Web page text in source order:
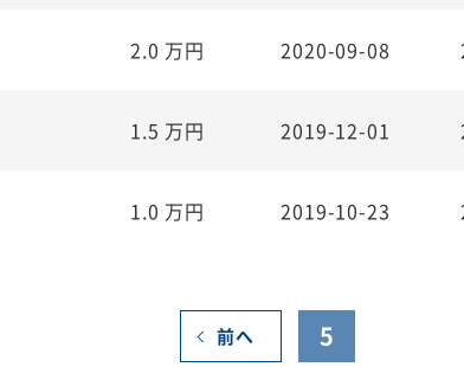
2.0 万円 2020-09-08
1.5 万円 2019-12-01
1.0 万円 2019-10-23
前へ 5